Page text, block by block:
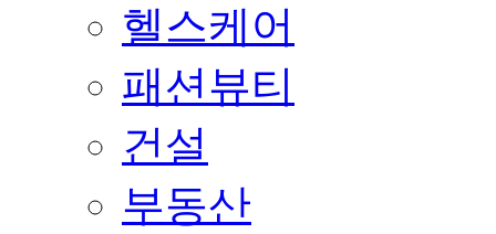
헬스케어
패션뷰티
건설
부동산